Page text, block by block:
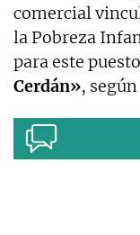
comercial
la Pobreza
para este puesto
Cerdán»,